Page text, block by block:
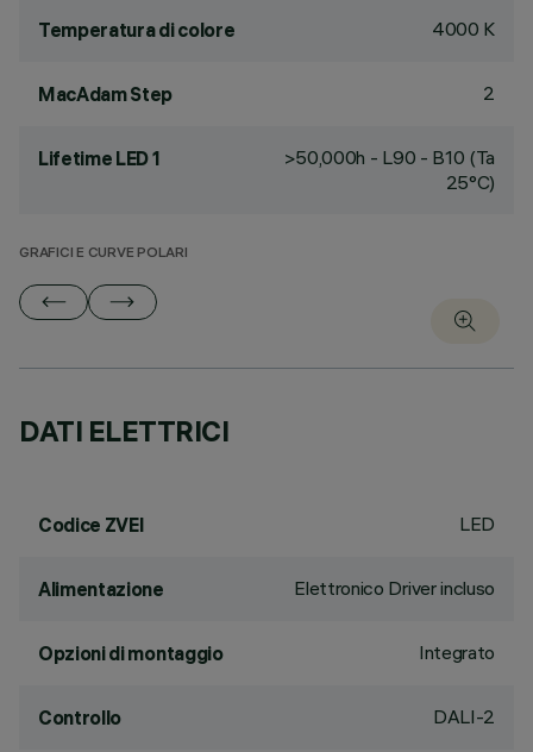
Temperatura di colore 4000 K
MacAdam Step 2
Lifetime LED 1
>50,000h - L90 - B10 (Ta
25°C)
GRAFICI E CURVE POLARI
DATI ELETTRICI
Codice ZVEI LED
Alimentazione Elettronico Driver incluso
Opzioni di montaggio Integrato
Controllo DALI-2